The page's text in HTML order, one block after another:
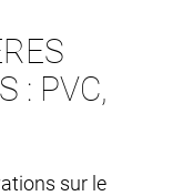
: PVC,
sur le